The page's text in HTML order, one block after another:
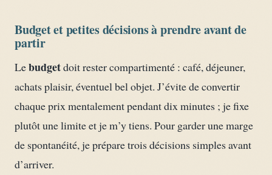
Budget et petites décisions à prendre avant de
partir
Lebudgetdoit rester compartimenté : café, déjeuner,
achats plaisir, éventuel bel objet. J’évite de convertir
chaque prix mentalement pendant dix minutes ; je fixe
plutôt une limite et je m’y tiens. Pour garder une marge
de spontanéité, je prépare trois décisions simples avant
d’arriver.